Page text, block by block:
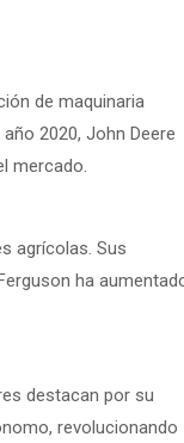
de maquinaria
2020, John Deere
mercado.
agrícolas. Sus
ha
destacan por su
revolucionando